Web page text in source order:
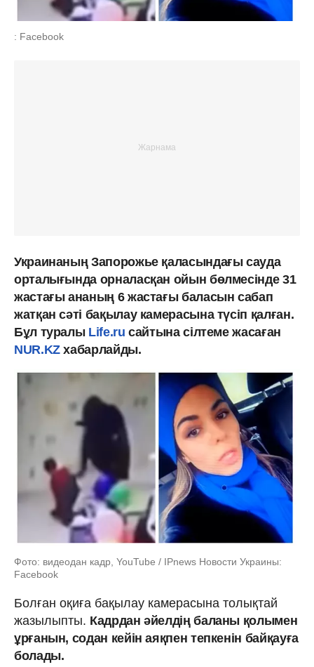
: Facebook
Украинаның Запорожье қаласындағы сауда
орталығында орналасқан ойын бөлмесінде 31
жастағы ананың 6 жастағы баласын сабап
жатқан сәті бақылау камерасына түсіп қалған.
Бұл туралы Life.ru сайтына сілтеме жасаған
NUR.KZхабарлайды.
Фото: видеодан кадр, YouTube / IPnews Новости Украины:
Facebook
Болған оқиға бақылау камерасына толықтай
жазылыпты. Кадрдан әйелдің баланы қолымен
ұрғанын, содан кейін аяқпен тепкенін байқауға
болады.